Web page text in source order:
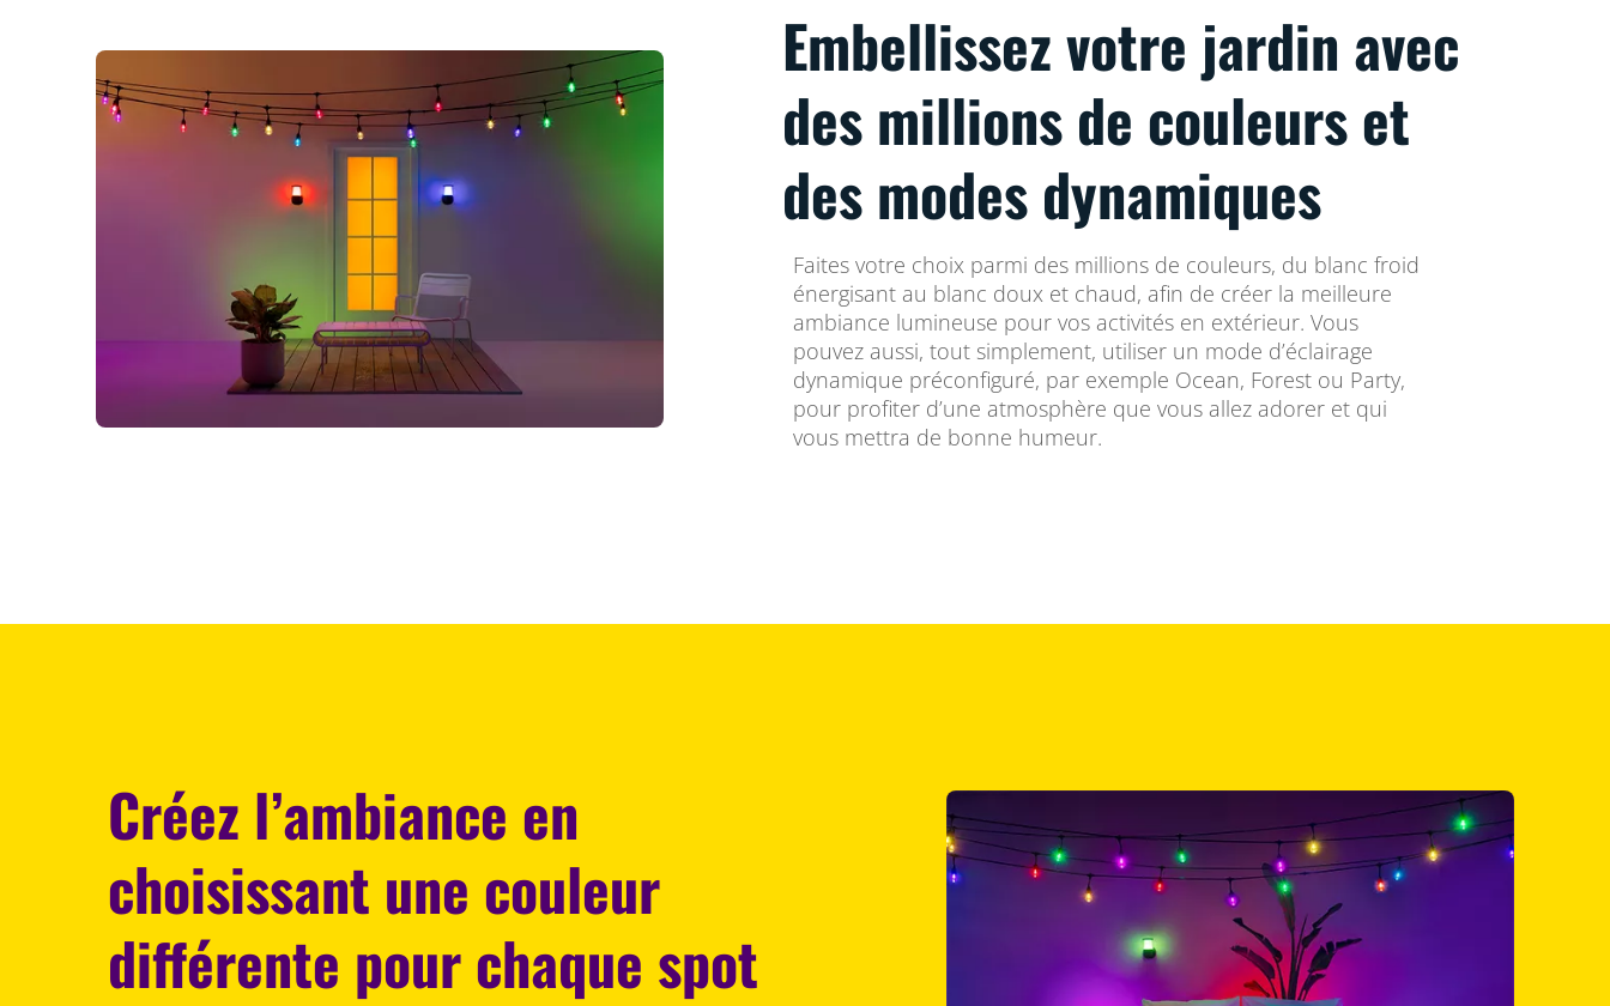
Embellissez votre jardin avec
des millions de couleurs et
des modes dynamiques
Faites votre choix parmi des millions de couleurs, du blanc froid
énergisant au blanc doux et chaud, afin de créer la meilleure
ambiance lumineuse pour vos activités en extérieur. Vous
pouvez aussi, tout simplement, utiliser un mode d’éclairage
dynamique préconfiguré, par exemple Ocean, Forest ou Party,
pour profiter d’une atmosphère que vous allez adorer et qui
vous mettra de bonne humeur.
Créez l’ambiance en
choisissant une couleur
différente pour chaque spot